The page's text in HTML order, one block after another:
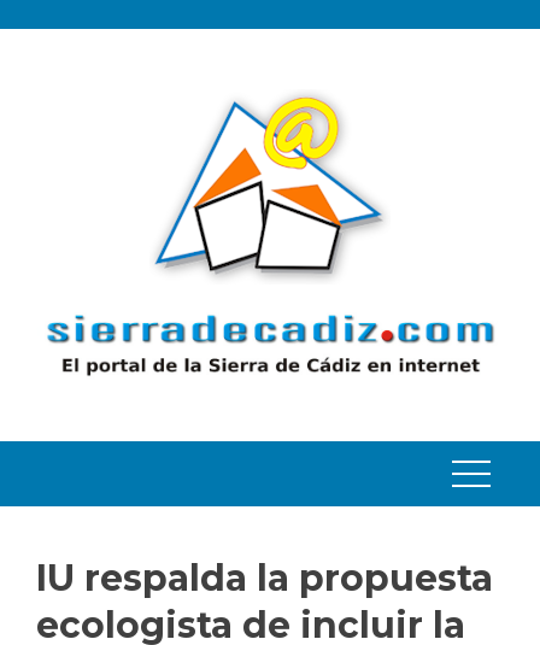
IU respalda la propuesta
ecologista de incluir la